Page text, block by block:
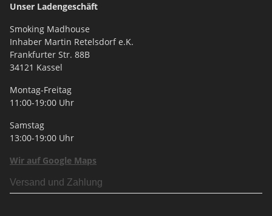
Unser Ladengeschäft
Smoking Madhouse
Inhaber Martin Retelsdorf e.K.
Frankfurter Str. 88B
34121 Kassel
Montag-Freitag
11:00-19:00 Uhr
Samstag
13:00-19:00 Uhr
Wir auf Google Maps
Versand und Zahlung